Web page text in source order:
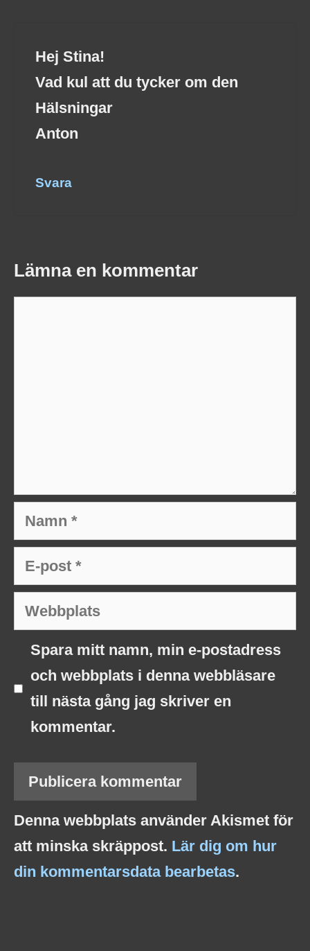
Hej Stina!
Vad kul att du tycker om den
Hälsningar
Anton
Svara
Lämna en kommentar
Namn
E-
post
Webbplats
Spara mitt namn, min e-postadress
och webbplats i denna webbläsare
till nästa gång jag skriver en
kommentar.
Denna webbplats använder Akismet för
att minska skräppost. Lär dig om hur
din kommentarsdata bearbetas.